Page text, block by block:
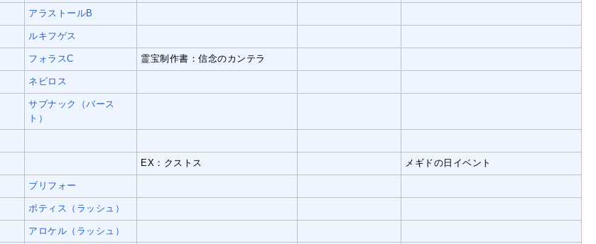
アラストールB
ルキフゲス
フォラスC 霊宝制作書：信念のカンテラ
ネビロス
サブナック（バース
ト）
EX：クストス メギドの日イベント
ブリフォー
ボティス（ラッシュ）
アロケル（ラッシュ）